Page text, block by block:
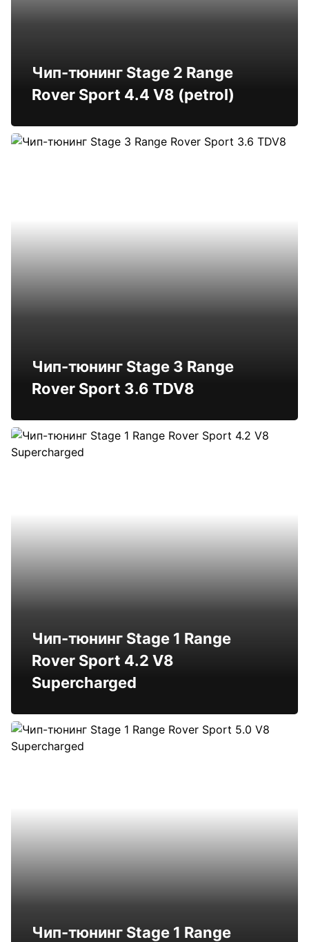
Чип-тюнинг Stage 2 Range
Rover Sport 4.4 V8 (petrol)
Чип-тюнинг Stage 3 Range
Rover Sport 3.6 TDV8
Чип-тюнинг Stage 1 Range
Rover Sport 4.2 V8
Supercharged
Чип-тюнинг Stage 1 Range